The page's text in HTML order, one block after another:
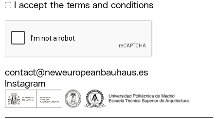
I accept the terms and conditions
contact@neweuropeanbauhaus.es
Instagram